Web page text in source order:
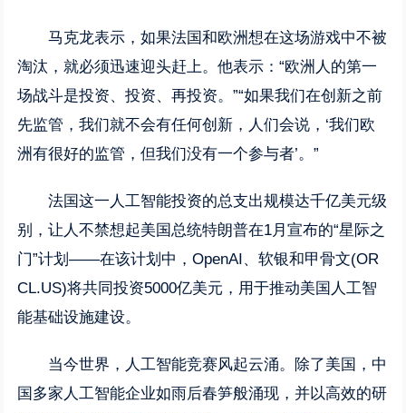
马克龙表示，如果法国和欧洲想在这场游戏中不被
淘汰，就必须迅速迎头赶上。他表示：“欧洲人的第一
场战斗是投资、投资、再投资。”“如果我们在创新之前
先监管，我们就不会有任何创新，人们会说，‘我们欧
洲有很好的监管，但我们没有一个参与者’。”
法国这一人工智能投资的总支出规模达千亿美元级
别，让人不禁想起美国总统特朗普在1月宣布的“星际之
门”计划——在该计划中，OpenAI、软银和甲骨文(OR
CL.US)将共同投资5000亿美元，用于推动美国人工智
能基础设施建设。
当今世界，人工智能竞赛风起云涌。除了美国，中
国多家人工智能企业如雨后春笋般涌现，并以高效的研